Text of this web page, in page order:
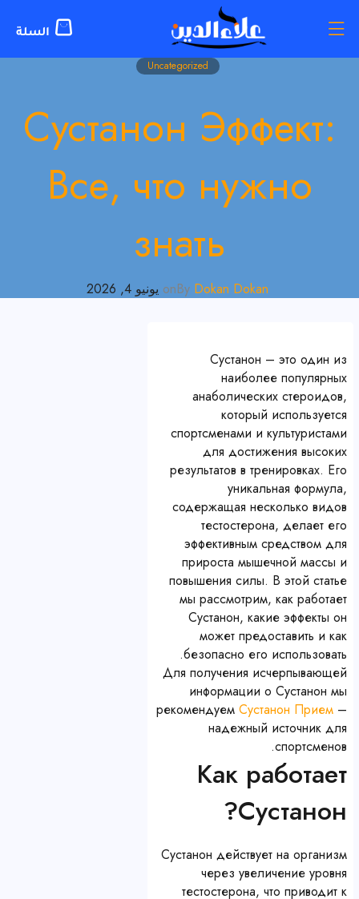
Uncategorized
Сустанон Эффект:
Все, что нужно
знать
By Dokan Dokan
on يونيو 4, 2026
Сустанон – это один из
наиболее популярных
анаболических стероидов,
который используется
спортсменами и культуристами
для достижения высоких
результатов в тренировках. Его
уникальная формула,
содержащая несколько видов
тестостерона, делает его
эффективным средством для
прироста мышечной массы и
повышения силы. В этой статье
мы рассмотрим, как работает
Сустанон, какие эффекты он
может предоставить и как
безопасно его использовать.
Для получения исчерпывающей
информации о Сустанон мы
рекомендуем Сустанон Прием –
надежный источник для
спортсменов.
Как работает
Сустанон?
Сустанон действует на организм
через увеличение уровня
тестостерона, что приводит к